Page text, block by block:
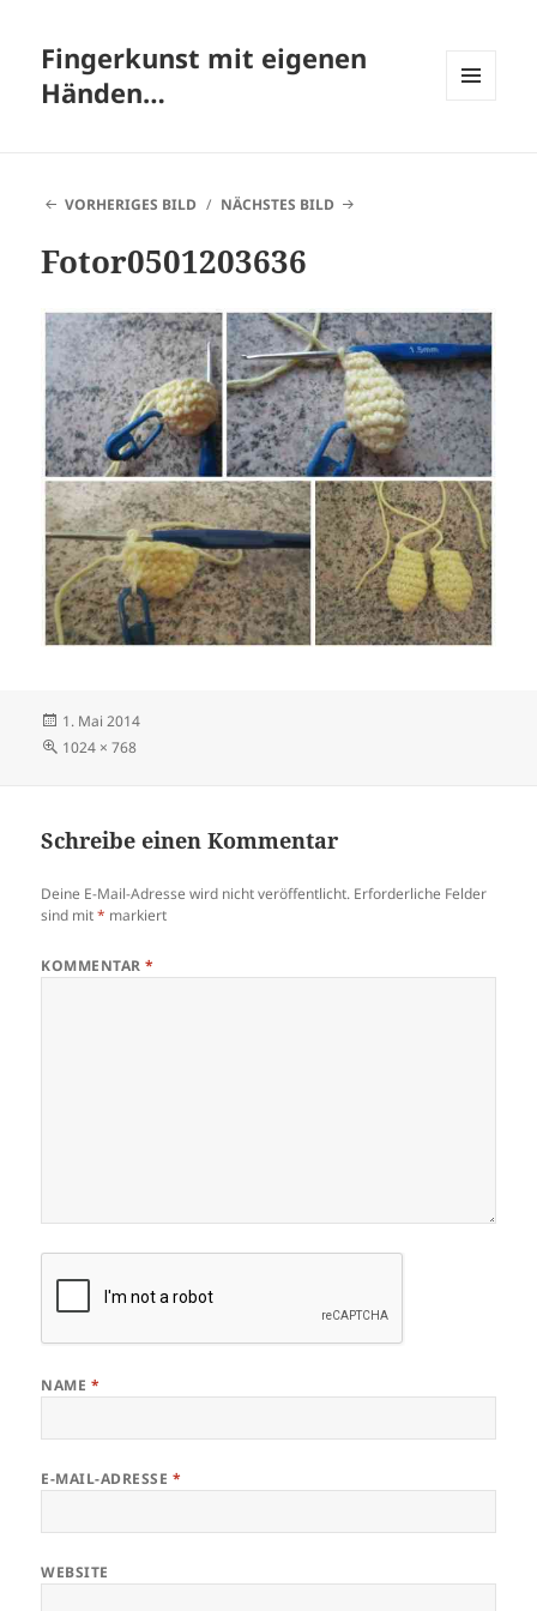
Fingerkunst mit eigenen
Händen…
VORHERIGES BILD NÄCHSTES BILD
Fotor0501203636
Veröffentlicht
am
1. Mai 2014
Volle
1024 × 768
Schreibe einen Kommentar
Deine E-Mail-Adresse wird nicht veröffentlicht. Erforderliche Felder
sind mit* markiert
KOMMENTAR*
NAME *
E-MAIL-ADRESSE *
WEBSITE